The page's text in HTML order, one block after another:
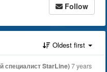
Follow
Oldest first
специалист StarLine)7 years